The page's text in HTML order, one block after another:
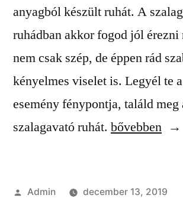
anyagból készült ruhát. A
ruhádban akkor fogod jól érezni
nem csak szép, de éppen rád
kényelmes viselet is. Legyél te
esemény fénypontja, találd
szalagavató ruhát. “Szalagavató”
bővebben
Szerző:
Admin
december 13, 2019